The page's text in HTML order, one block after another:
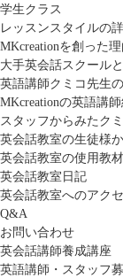
学生クラス
レッスンスタイルの
MKcreationを創った理
大手英会話スクール
英語講師クミコ先生
MKcreationの英語講
スタッフからみたク
英会話教室の生徒様
英会話教室の使用教
英会話教室日記
英会話教室へのアク
Q&A
お問い合わせ
英会話講師養成講座
英語講師・スタッフ